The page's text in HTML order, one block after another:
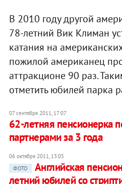
В 2010 году другой
78-летний Вик Климан
катания на
пожилой американец
аттракционе 90 раз.
отметить юбилей парка
07 сентября 2011, 17:07
62-летняя пенсионерка
партнерами за 3 года
06 октября 2011, 13:05
ФОТО
Английская
летний юбилей со